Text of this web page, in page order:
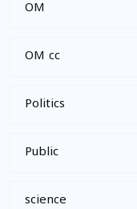
OM
OM cc
Politics
Public
science